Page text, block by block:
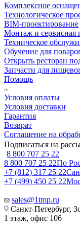
Комплексное
Технологическое
BIM-проектирование
Монтаж и сервисная
Техническое
Обучение для
Открыть ресторан
Запчасти для
Помощь
Условия оплаты
Условия доставки
Гарантия
Возврат
Соглашение на
Подписаться на
8 800 707 25 22
8 800 707 25 22По
+7 (812) 317 25 22
+7 (499) 450 25 22
sales@1tmp.ru
Санкт-Петербург,
1 этаж, офис 106